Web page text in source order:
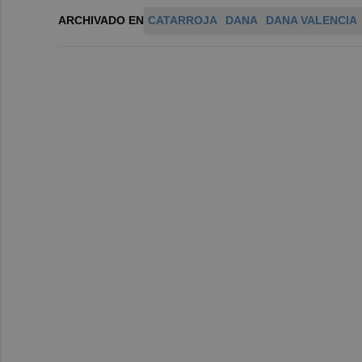
ARCHIVADO EN CATARROJA DANA DANA VALENCIA